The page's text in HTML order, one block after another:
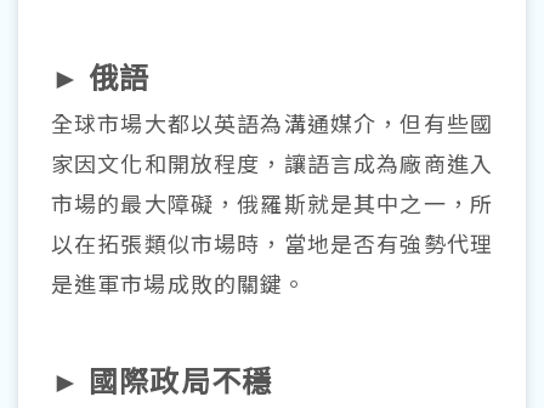
► 俄語
全球市場大都以英語為溝通媒介，但有些國
家因文化和開放程度，讓語言成為廠商進入
市場的最大障礙，俄羅斯就是其中之一，所
以在拓張類似市場時，當地是否有強勢代理
是進軍市場成敗的關鍵。
► 國際政局不穩